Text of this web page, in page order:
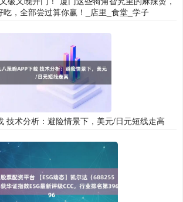
吃，全部尝过算你赢！_店里_食堂_学子
技术分析：避险情景下，美元/日元短线走高